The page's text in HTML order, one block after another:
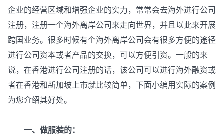
企业的经营区域和增强企业的实力，常常会去海外进行公司
注册，注册一个海外离岸公司来走向世界，并且以此来开展
跨国业务。很多时候有个海外离岸公司会有很多方便的途径
进行公司资本或者产品的交换，可以方便引资。一般的来
说，在香港进行公司注册的话，该公司可以进行海外融资或
者在香港和新加坡上市就比较简单，下面小编用实际的案例
为您介绍其好处。
一、做服装的：